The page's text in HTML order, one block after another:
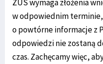
ZUS wymaga złożenia
w odpowiednim
o powtórne informacje z
odpowiedzi nie zostaną
czas. Zachęcamy więc,